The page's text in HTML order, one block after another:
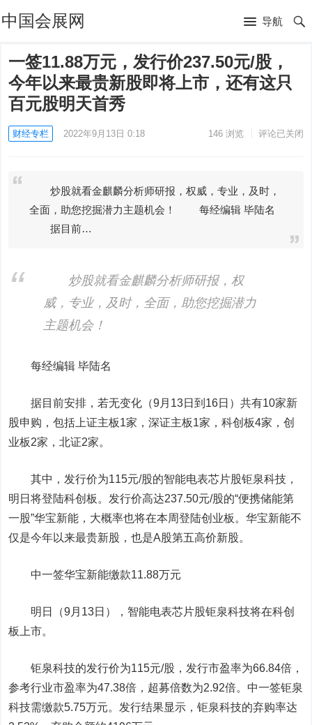
中国会展网 导航
一签11.88万元，发行价237.50元/股，
今年以来最贵新股即将上市，还有这只
百元股明天首秀
财经专栏 2022年9月13日 0:18 146浏览 评论已关闭
炒股就看金麒麟分析师研报，权威，专业，及时，
全面，助您挖掘潜力主题机会！ 每经编辑 毕陆名
据目前…
炒股就看金麒麟分析师研报，权
威，专业，及时，全面，助您挖掘潜力
主题机会！
每经编辑 毕陆名
据目前安排，若无变化（9月13日到16日）共有10家新
股申购，包括上证主板1家，深证主板1家，科创板4家，创
业板2家，北证2家。
其中，发行价为115元/股的智能电表芯片股钜泉科技 ，
明日将登陆科创板。发行价高达237.50元/股的“便携储能第
一股”华宝新能 ，大概率也将在本周登陆创业板。华宝新能不
仅是今年以来最贵新股，也是A股第五高价新股。
中一签华宝新能缴款11.88万元
明日（9月13日），智能电表芯片股钜泉科技将在科创
板上市。
钜泉科技的发行价为115元/股，发行市盈率为66.84倍，
参考行业市盈率为47.38倍，超募倍数为2.92倍。中一签钜泉
科技需缴款5.75万元。发行结果显示，钜泉科技的弃购率达